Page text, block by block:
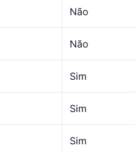
Não
Não
Sim
Sim
Sim